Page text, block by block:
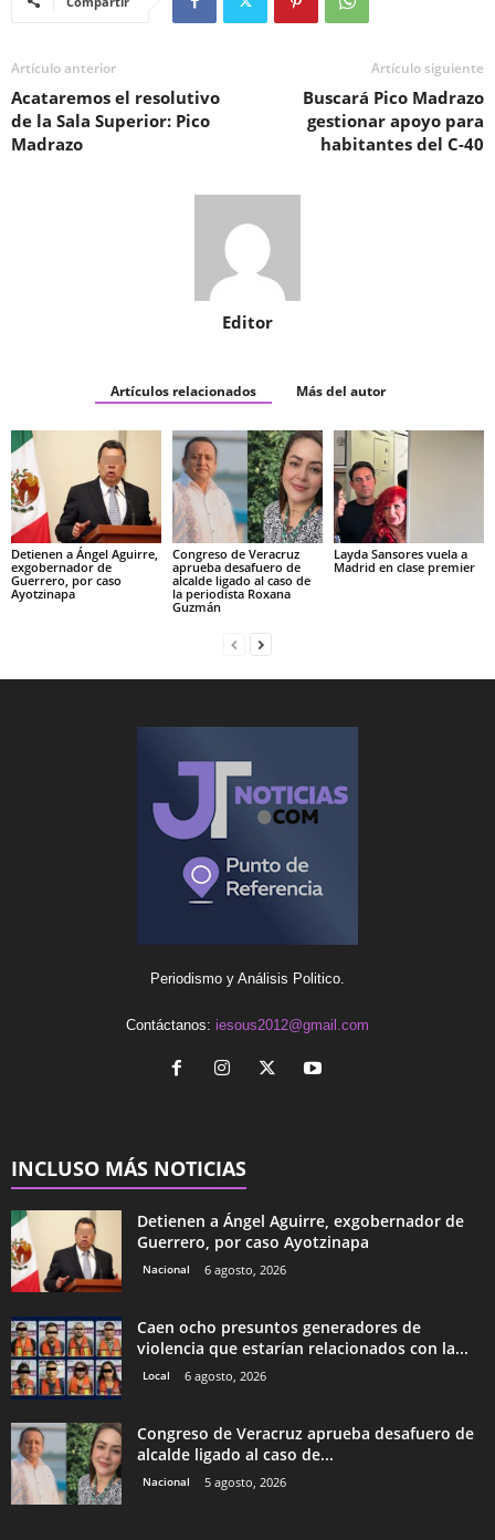
Artículo anterior
Acataremos el resolutivo
de la Sala Superior: Pico
Madrazo
Artículo siguiente
Buscará Pico Madrazo
gestionar apoyo para
habitantes del C-40
Editor
Artículos relacionados Más del autor
Detienen a Ángel Aguirre,
exgobernador de
Guerrero, por caso
Ayotzinapa
Congreso de Veracruz
aprueba desafuero de
alcalde ligado al caso de
la periodista Roxana
Guzmán
Layda Sansores vuela a
Madrid en clase premier
Periodismo y Análisis Politico.
Contáctanos: iesous2012@gmail.com
INCLUSO MÁS NOTICIAS
Detienen a Ángel Aguirre, exgobernador de
Guerrero, por caso Ayotzinapa
Nacional 6 agosto, 2026
Caen ocho presuntos generadores de
violencia que estarían relacionados con la...
Local 6 agosto, 2026
Congreso de Veracruz aprueba desafuero de
alcalde ligado al caso de...
Nacional 5 agosto, 2026